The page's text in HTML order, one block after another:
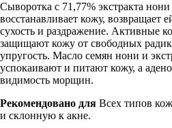
Сыворотка с 71,77% экстракта
восстанавливает кожу, возвращает
сухость и раздражение. Активные
защищают кожу от свободных
упругость. Масло семян нони и
успокаивают и питают кожу, а
видимость морщин.
Рекомендовано для Всех типов
и склонную к акне.